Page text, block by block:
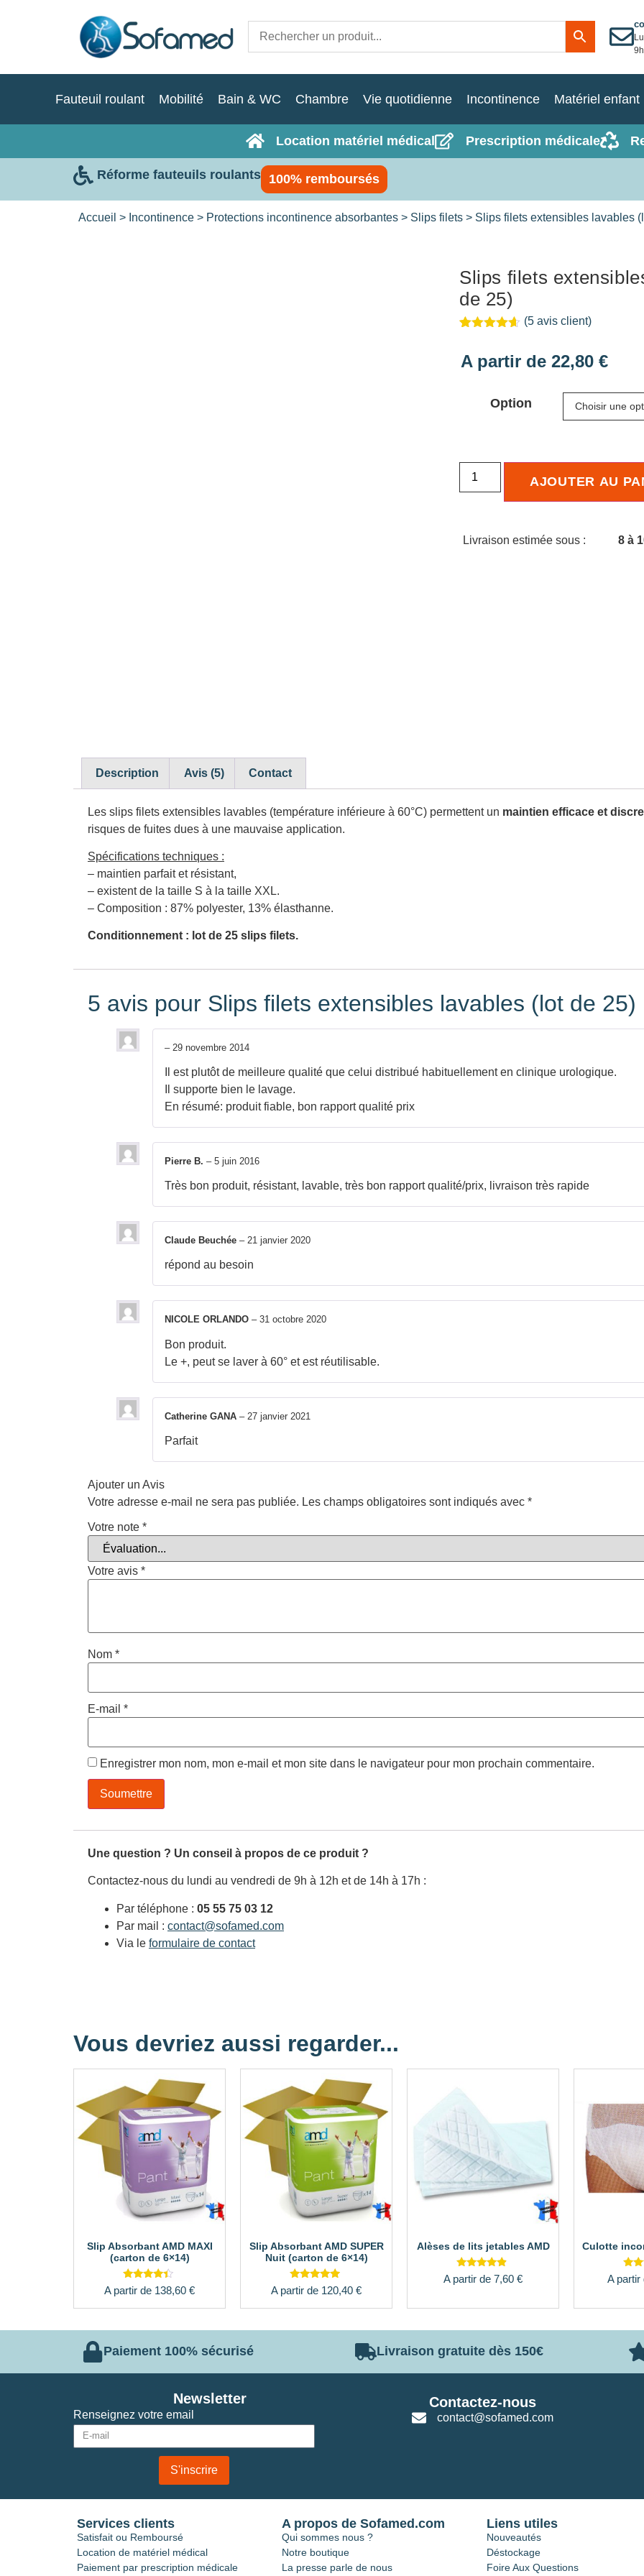
Fauteuil roulant Mobilité Bain & WC Chambre Vie quotidienne Incontinence Matériel enfant
Location matériel médical Prescription médicale
Réforme fauteuils roulants 100% remboursés
Accueil > Incontinence > Protections incontinence absorbantes > Slips filets > Slips filets extensibles lavables
Slips filets
de 25)
basé sur
notations
(5 avis client)
A partir de 22,80 €
Option
AJOUTER AU
Livraison estimée sous : 8 à
Description Avis (5) Contact
Les slips filets extensibles lavables (température inférieure à 60°C) permettent un maintien efficace et
risques de fuites dues à une mauvaise application.
Spécifications techniques :
– maintien parfait et résistant,
– existent de la taille S à la taille XXL.
– Composition : 87% polyester, 13% élasthanne.
Conditionnement : lot de 25 slips filets.
5 avis pour Slips filets extensibles lavables (lot de 25)
– 29 novembre 2014
Il est plutôt de meilleure qualité que celui distribué habituellement en clinique urologique.
Il supporte bien le lavage.
En résumé: produit fiable, bon rapport qualité prix
Pierre B. – 5 juin 2016
Très bon produit, résistant, lavable, très bon rapport qualité/prix, livraison très rapide
Claude Beuchée – 21 janvier 2020
répond au besoin
NICOLE ORLANDO – 31 octobre 2020
Bon produit.
Le +, peut se laver à 60° et est réutilisable.
Catherine GANA – 27 janvier 2021
Parfait
Ajouter un Avis
Votre adresse e-mail ne sera pas publiée. Les champs obligatoires sont indiqués avec *
Votre note *
Votre avis *
Nom *
E-mail *
Enregistrer mon nom, mon e-mail et mon site dans le navigateur pour mon prochain commentaire.
Une question ? Un conseil à propos de ce produit ?
Contactez-nous du lundi au vendredi de 9h à 12h et de 14h à 17h :
Par téléphone : 05 55 75 03 12
Par mail : contact@sofamed.com
Via le formulaire de contact
Vous devriez aussi regarder...
Slip Absorbant AMD MAXI
(carton de 6×14)
Note
4.17
sur 5
A partir de 138,60 €
Slip Absorbant AMD SUPER
Nuit (carton de 6×14)
Note
4.71
sur 5
A partir de 120,40 €
Alèses de lits jetables AMD
Note
4.63
A partir de 7,60 €
Culotte
A partir
Paiement 100% sécurisé Livraison gratuite dès 150€
Renseignez votre email
S'inscrire
Newsletter Contactez-nous
contact@sofamed.com
Services clients
Satisfait ou Remboursé
Location de matériel médical
Paiement par prescription médicale
A propos de Sofamed.com
Qui sommes nous ?
Notre boutique
La presse parle de nous
Liens utiles
Nouveautés
Déstockage
Foire Aux Questions